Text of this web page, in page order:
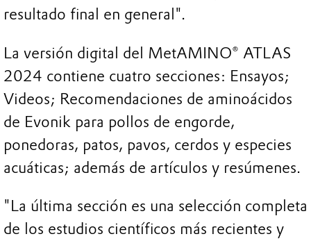
resultado final en general".
La versión digital del MetAMINO® ATLAS
2024 contiene cuatro secciones: Ensayos;
Videos; Recomendaciones de aminoácidos
de Evonik para pollos de engorde,
ponedoras, patos, pavos, cerdos y especies
acuáticas; además de artículos y resúmenes.
"La última sección es una selección completa
de los estudios científicos más recientes y